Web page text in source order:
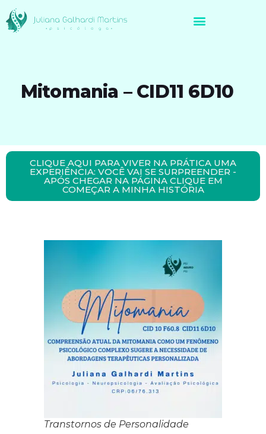
Mitomania – CID11 6D10
CLIQUE AQUI PARA VIVER NA PRÁTICA UMA
EXPERIÊNCIA: VOCÊ VAI SE SURPREENDER -
APÓS CHEGAR NA PÁGINA CLIQUE EM
COMEÇAR A MINHA HISTÓRIA
Transtornos de Personalidade